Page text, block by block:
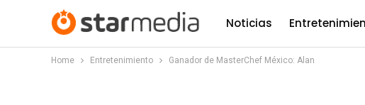
Noticias
Home Entretenimiento Ganador de MasterChef México: Alan